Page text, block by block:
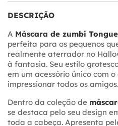
DESCRIÇÃO
A Máscara de zumbi
perfeita para os pequenos
realmente aterrador no
à fantasia. Seu estilo
em um acessório único com
impressionar todos os amigos.
Dentro da coleção de
se destaca pelo seu design
toda a cabeça. Apresenta